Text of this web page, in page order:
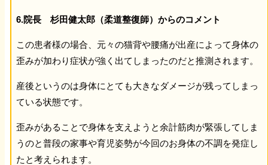
6.院長 杉田健太郎（柔道整復師）からのコメント
この患者様の場合、元々の猫背や腰痛が出産によって身体の
歪みが加わり症状が強く出てしまったのだと推測されます。
産後というのは身体にとても大きなダメージが残ってしまっ
ている状態です。
歪みがあることで身体を支えようと余計筋肉が緊張してしま
うのと普段の家事や育児姿勢が今回のお身体の不調を発症し
たと考えられます。